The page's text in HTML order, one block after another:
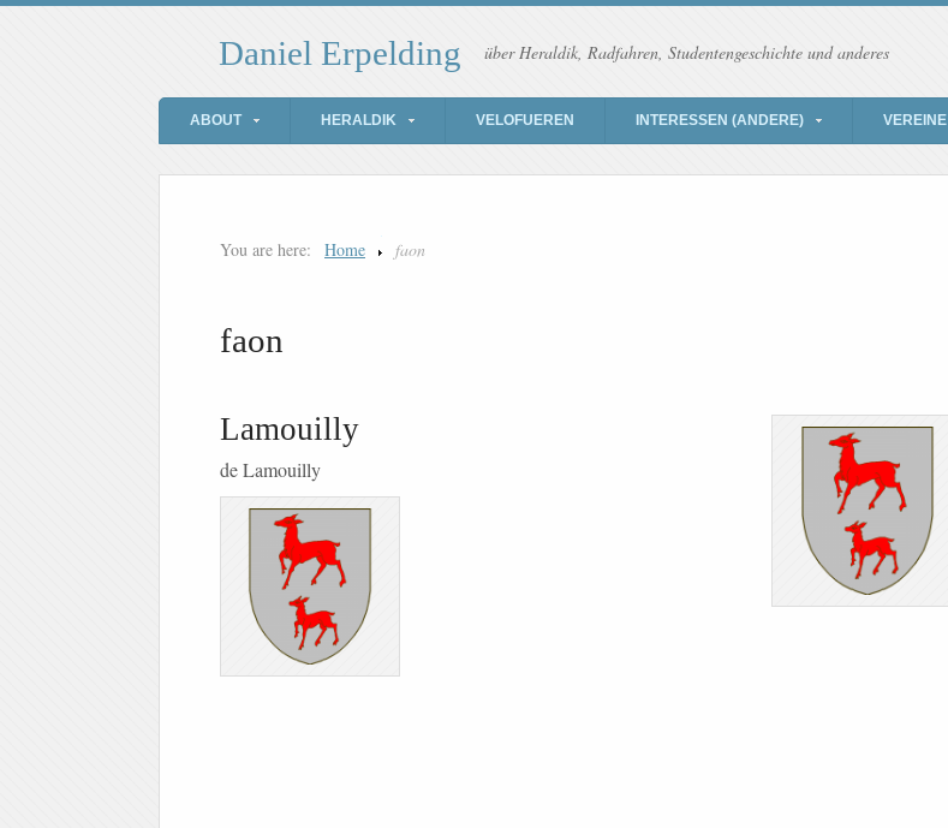
Daniel Erpelding über Heraldik, Radfahren, Studentengeschichte und anderes
ABOUT HERALDIK VELOFUEREN INTERESSEN (ANDERE) VEREINE
You are here: Home faon
faon
Lamouilly
de Lamouilly